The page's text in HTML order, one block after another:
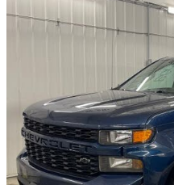
2022 Chevrolet Silverado 1500